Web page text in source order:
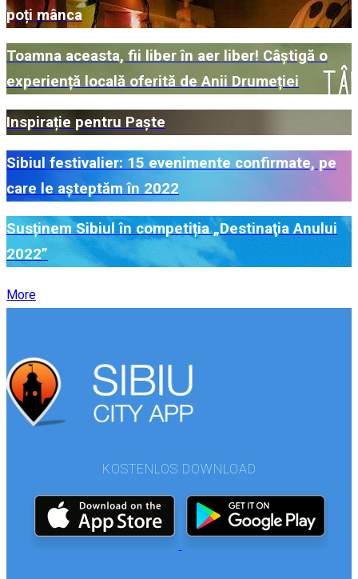
poți mânca
Toamna aceasta, fii liber în aer liber! Câștigă o
experiență locală oferită de Anii Drumeției
Inspirație pentru Paște
Sibiul festivalier: 15 evenimente confirmate, pe
care le așteptăm în 2022
Susținem Sibiul în competiția „Destinaţia Anului
2022”
More
KOSTENLOS DOWNLOAD